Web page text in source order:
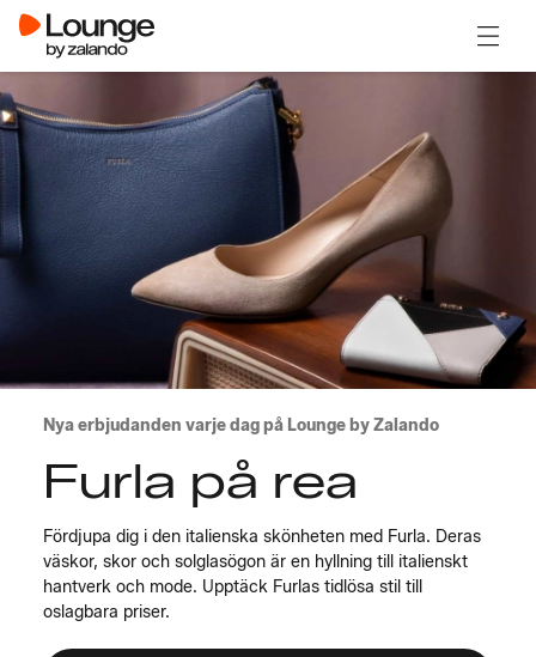
Nya erbjudanden varje dag på Lounge by Zalando
Furla på rea
Fördjupa dig i den italienska skönheten med Furla. Deras
väskor, skor och solglasögon är en hyllning till italienskt
hantverk och mode. Upptäck Furlas tidlösa stil till
oslagbara priser.